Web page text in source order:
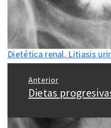
Dietética renal. Litiasis
entradas
Anterior
Entrada
Dietas